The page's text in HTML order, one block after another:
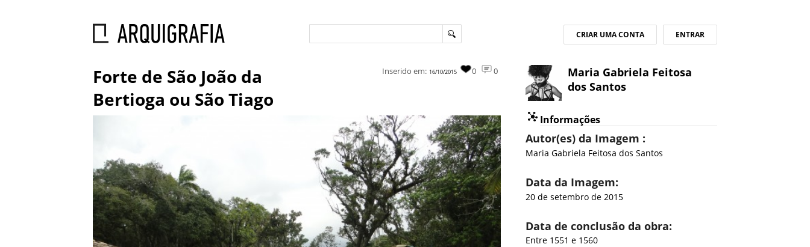
ENTRAR
CRIAR UMA CONTA
Forte de São João da
Bertioga ou São Tiago
0
0
Inserido em: 16/10/2015
Maria Gabriela Feitosa
dos Santos
Informações
Autor(es) da Imagem :
Maria Gabriela Feitosa dos Santos
Data da Imagem:
20 de setembro de 2015
Data de conclusão da obra:
Entre 1551 e 1560